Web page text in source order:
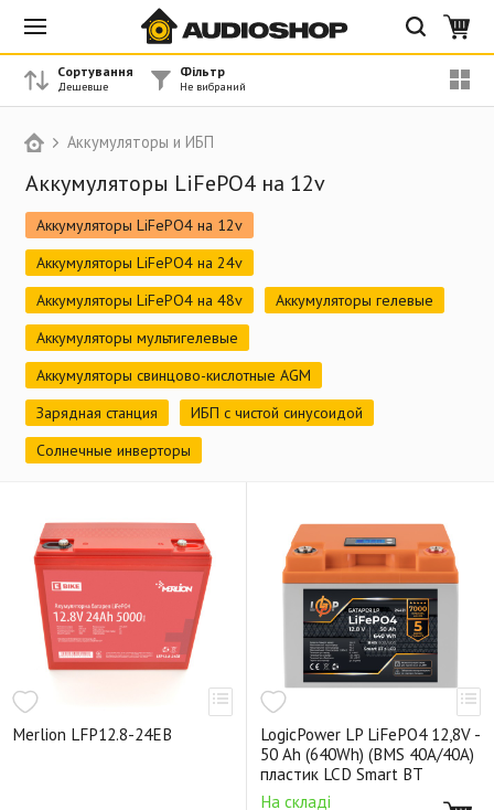
Аккумуляторы и ИБП
Аккумуляторы LiFePO4 на 12v
Аккумуляторы LiFePO4 на 12v
Аккумуляторы LiFePO4 на 24v
Аккумуляторы LiFePO4 на 48v
Аккумуляторы гелевые
Аккумуляторы мультигелевые
Аккумуляторы свинцово-кислотные AGM
Зарядная станция
ИБП с чистой синусоидой
Солнечные инверторы
Merlion LFP12.8-24EB
LogicPower LP LiFePO4 12,8V -
50 Ah (640Wh) (BMS 40A/40А)
пластик LCD Smart BT
На складі
Сортування Фільтр